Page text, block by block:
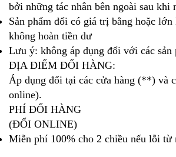
bởi những tác nhân bên ngoài sau khi
Sản phẩm đổi có giá trị bằng hoặc
không hoàn tiền dư
Lưu ý: không áp dụng đổi với các
ĐỊA ĐIỂM ĐỔI HÀNG:
Áp dụng đổi tại các cửa hàng (**) và
online).
PHÍ ĐỔI HÀNG
(ĐỔI ONLINE)
Miễn phí 100% cho 2 chiều nếu lỗi từ